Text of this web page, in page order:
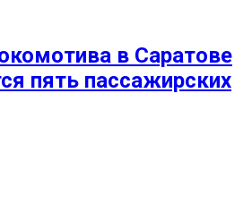
в Саратове
пять пассажирских